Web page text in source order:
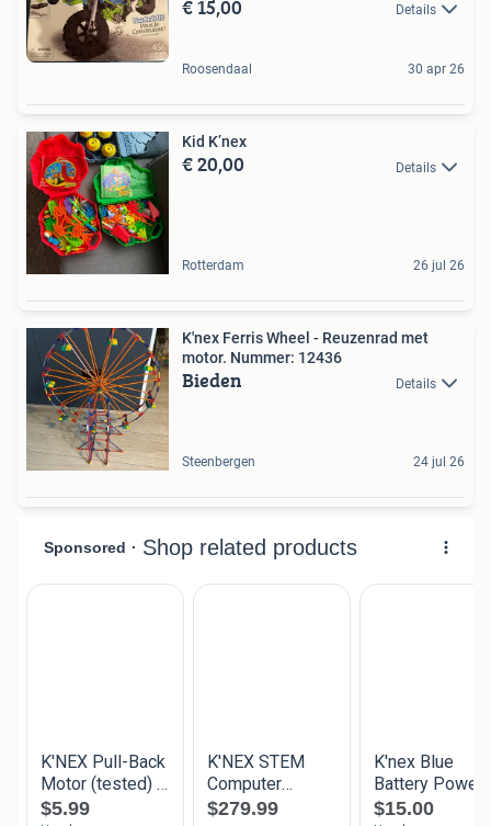
€ 15,00 Details
Roosendaal 30 apr 26
Kid K’nex
€ 20,00 Details
Rotterdam 26 jul 26
K'nex Ferris Wheel - Reuzenrad met
motor. Nummer: 12436
Bieden Details
Steenbergen 24 jul 26